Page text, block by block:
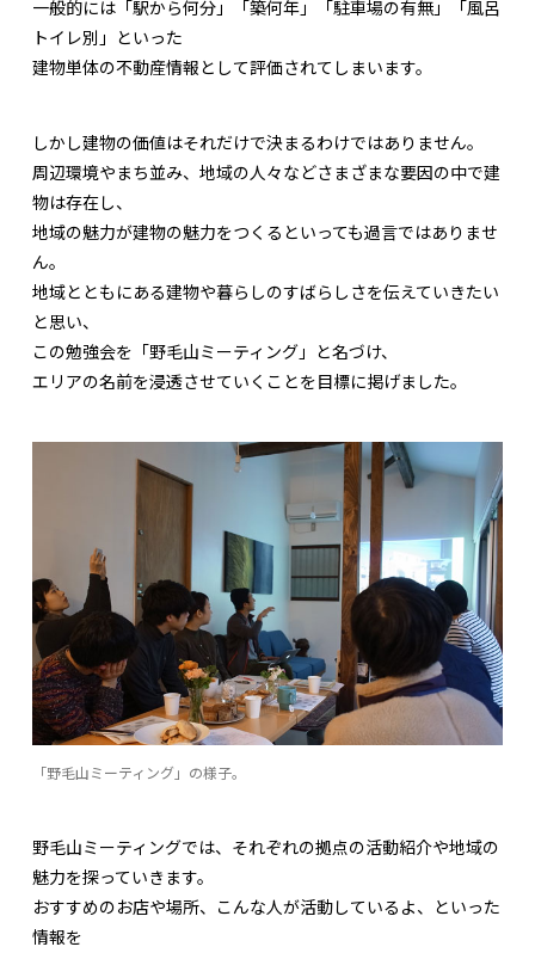
一般的には「駅から何分」「築何年」「駐車場の有無」「風呂
トイレ別」といった
建物単体の不動産情報として評価されてしまいます。
しかし建物の価値はそれだけで決まるわけではありません。
周辺環境やまち並み、地域の人々などさまざまな要因の中で建
物は存在し、
地域の魅力が建物の魅力をつくるといっても過言ではありませ
ん。
地域とともにある建物や暮らしのすばらしさを伝えていきたい
と思い、
この勉強会を「野毛山ミーティング」と名づけ、
エリアの名前を浸透させていくことを目標に掲げました。
「野毛山ミーティング」の様子。
野毛山ミーティングでは、それぞれの拠点の活動紹介や地域の
魅力を探っていきます。
おすすめのお店や場所、こんな人が活動しているよ、といった
情報を